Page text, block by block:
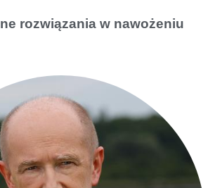
rozwiązania w nawożeniu